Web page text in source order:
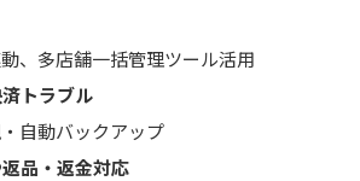
、多店舗一括管理ツール活用
トラブル
自動バックアップ
品・返金対応